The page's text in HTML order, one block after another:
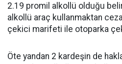
2.19 promil alkollü olduğu
alkollü araç kullanmaktan
çekici marifeti ile otoparka
Öte yandan 2 kardeşin de